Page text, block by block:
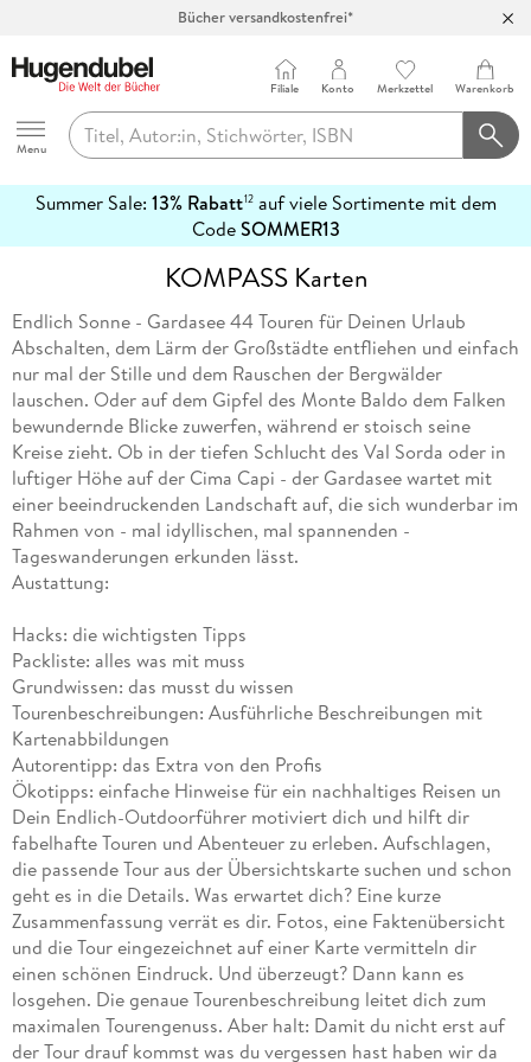
Bücher versandkostenfrei*
Abholung in über 100 Filialen
Hugendubel
Menu
Filiale Konto Merkzettel Warenkorb
Summer Sale: 13% Rabatt12auf viele Sortimente mit dem
CodeSOMMER13
erfahren
KOMPASS Karten
Endlich Sonne - Gardasee 44 Touren für Deinen Urlaub
Abschalten, dem Lärm der Großstädte entfliehen und einfach
nur mal der Stille und dem Rauschen der Bergwälder
lauschen. Oder auf dem Gipfel des Monte Baldo dem Falken
bewundernde Blicke zuwerfen, während er stoisch seine
Kreise zieht. Ob in der tiefen Schlucht des Val Sorda oder in
luftiger Höhe auf der Cima Capi - der Gardasee wartet mit
einer beeindruckenden Landschaft auf, die sich wunderbar im
Rahmen von - mal idyllischen, mal spannenden -
Tageswanderungen erkunden lässt.
Austattung:
Hacks: die wichtigsten Tipps
Packliste: alles was mit muss
Grundwissen: das musst du wissen
Tourenbeschreibungen: Ausführliche Beschreibungen mit
Kartenabbildungen
Autorentipp: das Extra von den Profis
Ökotipps: einfache Hinweise für ein nachhaltiges Reisen un
Dein Endlich-Outdoorführer motiviert dich und hilft dir
fabelhafte Touren und Abenteuer zu erleben. Aufschlagen,
die passende Tour aus der Übersichtskarte suchen und schon
geht es in die Details. Was erwartet dich? Eine kurze
Zusammenfassung verrät es dir. Fotos, eine Faktenübersicht
und die Tour eingezeichnet auf einer Karte vermitteln dir
einen schönen Eindruck. Und überzeugt? Dann kann es
losgehen. Die genaue Tourenbeschreibung leitet dich zum
maximalen Tourengenuss. Aber halt: Damit du nicht erst auf
der Tour drauf kommst was du vergessen hast haben wir da